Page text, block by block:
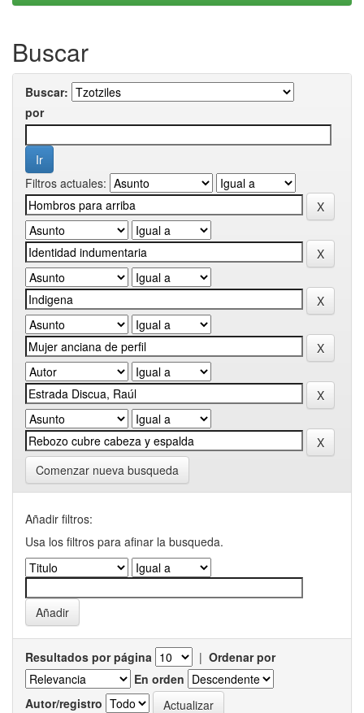
Buscar
Buscar:
por
Filtros actuales:
Comenzar nueva busqueda
Añadir filtros:
Usa los filtros para afinar la busqueda.
Resultados por página | Ordenar por
En orden
Autor/registro